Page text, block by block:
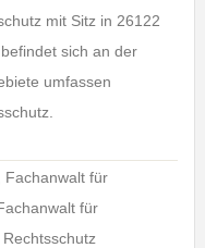
mit Sitz in 26122
sich an der
umfassen
Fachanwalt für
für